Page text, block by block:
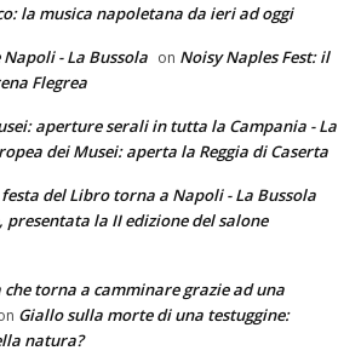
la musica napoletana da ieri ad oggi
- La Bussola on Noisy Naples Fest: il
Flegrea
aperture serali in tutta la Campania - La
dei Musei: aperta la Reggia di Caserta
del Libro torna a Napoli - La Bussola
la II edizione del salone
torna a camminare grazie ad una
Giallo sulla morte di una testuggine:
natura?